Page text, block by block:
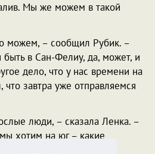
Мы же можем в такой
можем, – сообщил Рубик. –
в Сан-Фелиу, да, может, и
дело, что у нас времени на
что завтра уже отправляемся
люди, – сказала Ленка. –
хотим на юг – какие
на север, а мы тут